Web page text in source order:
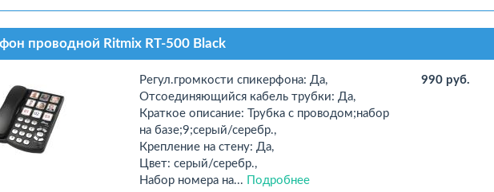
проводной Ritmix RT-500 Black
Регул.громкости спикерфона: Да,
Отсоединяющийся кабель трубки: Да,
Краткое описание: Трубка с проводом;набор
на базе;9;серый/серебр.,
Крепление на стену: Да,
Цвет: серый/серебр.,
Набор номера на...
Подробнее
990 руб.